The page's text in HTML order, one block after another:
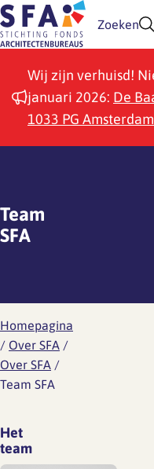
Doorgaan naar inhoud
Zoeken
Wij zijn verhuisd!
januari 2026: De
1033 PG Amsterdam
Team
SFA
Homepagina
/ Over SFA /
Over SFA /
Team SFA
Het
team